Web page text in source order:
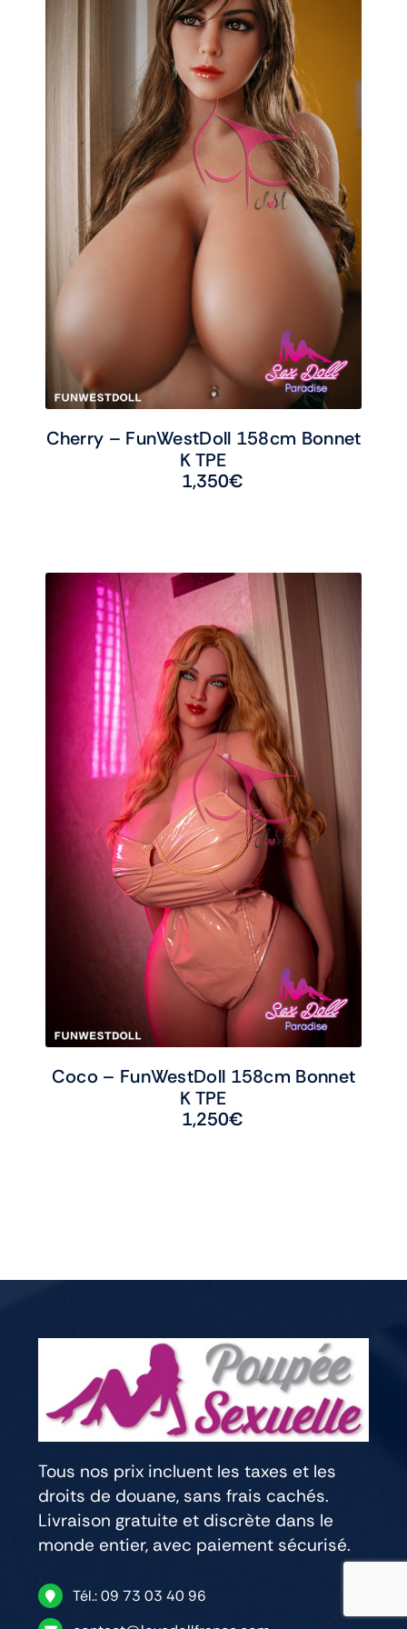
Cherry – FunWestDoll 158cm Bonnet
K TPE
1,350€
Coco – FunWestDoll 158cm Bonnet
K TPE
1,250€
Tous nos prix incluent les taxes et les
droits de douane, sans frais cachés.
Livraison gratuite et discrète dans le
monde entier, avec paiement sécurisé.
Tél.: 09 73 03 40 96